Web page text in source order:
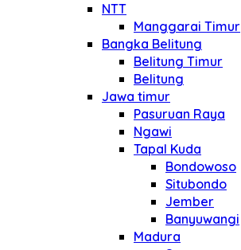
NTT
Manggarai Timur
Bangka Belitung
Belitung Timur
Belitung
Jawa timur
Pasuruan Raya
Ngawi
Tapal Kuda
Bondowoso
Situbondo
Jember
Banyuwangi
Madura